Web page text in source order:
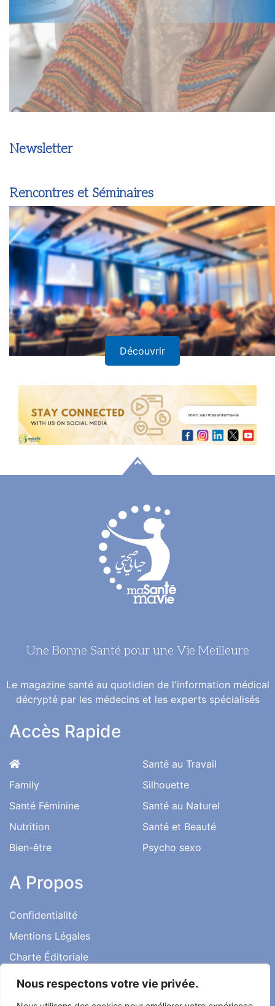
Nous respectons votre vie privée.
Newsletter
Rencontres et Séminaires
Découvrir
Une Bonne Santé pour une Vie Meilleure
Le magazine santé au quotidien de l'information médical
décrypté par les médecins et les experts spécialisés
Accès Rapide
Family
Santé Féminine
Nutrition
Bien-être
Santé au Travail
Silhouette
Santé au Naturel
Santé et Beauté
Psycho sexo
A Propos
Confidentialité
Mentions Légales
Charte Éditoriale
Conditions d’utilisation